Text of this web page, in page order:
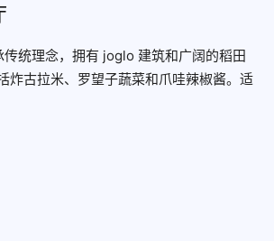
统理念，拥有 joglo 建筑和广阔的稻田
炸古拉米、罗望子蔬菜和爪哇辣椒酱。适